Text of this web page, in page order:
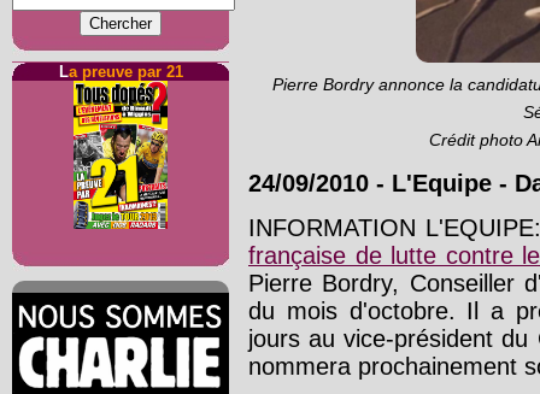
La preuve par 21
Pierre Bordry annonce la
Crédit photo
24/09/2010 - L'Equipe -
INFORMATION
française de lutte contre
Pierre Bordry, Conseiller
du mois d'octobre. Il a
jours au vice-président
nommera prochainement